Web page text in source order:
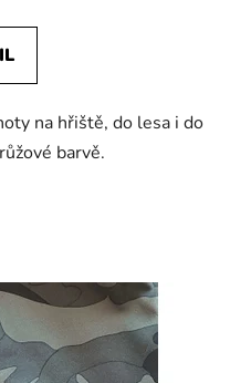
na hřiště, do lesa i do
barvě.